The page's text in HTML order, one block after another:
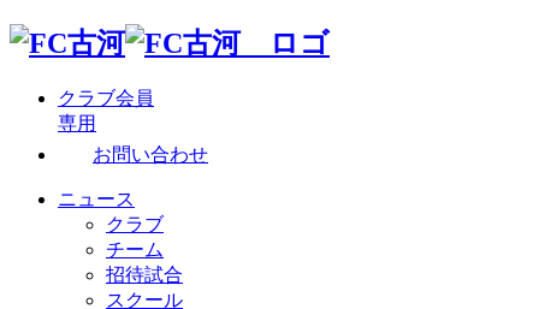
クラブ会員
専用
お問い合わせ
ニュース
クラブ
チーム
招待試合
スクール